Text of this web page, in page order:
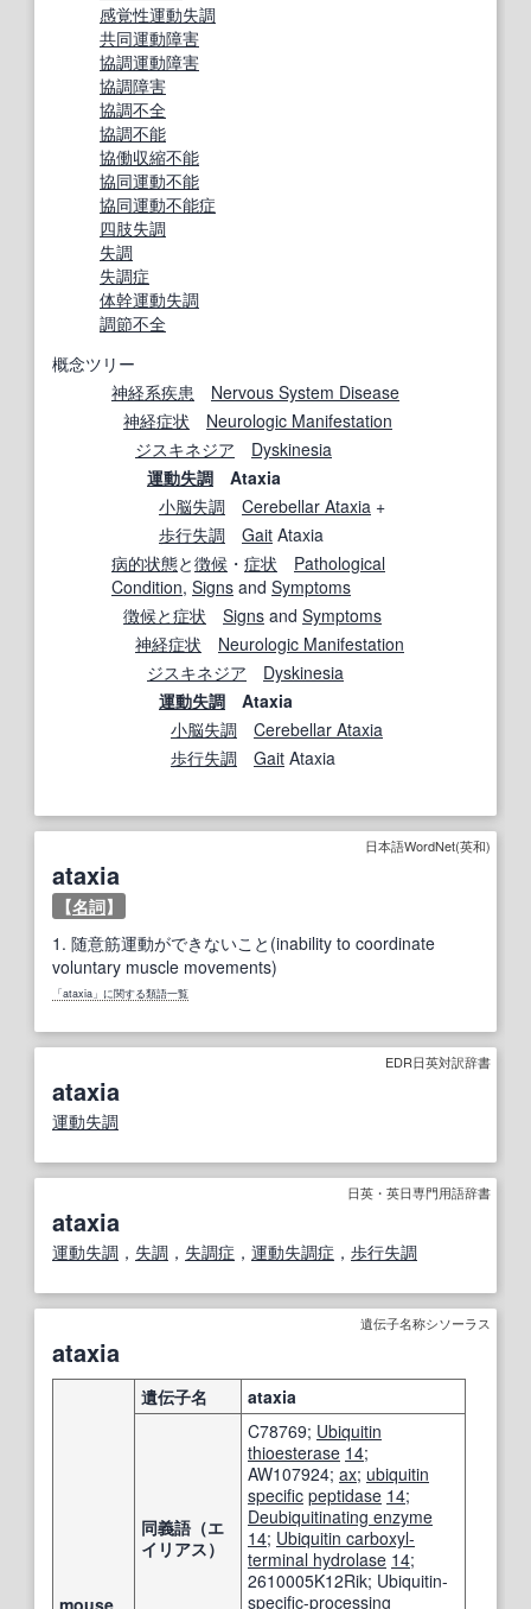
感覚性運動失調
共同運動障害
協調運動障害
協調障害
協調不全
協調不能
協働収縮不能
協同運動不能
協同運動不能症
四肢失調
失調
失調症
体幹運動失調
調節不全
概念ツリー
神経系疾患
Nervous System Disease
神経症状
Neurologic Manifestation
ジスキネジア
Dyskinesia
運動失調 Ataxia
小脳失調
Cerebellar Ataxia +
歩行失調
Gait Ataxia
病的状態と徴候 ・ 症状
Pathological
Condition, Signs and Symptoms
徴候と症状
Signs and Symptoms
神経症状
Neurologic Manifestation
ジスキネジア
Dyskinesia
運動失調 Ataxia
小脳失調
Cerebellar Ataxia
歩行失調
Gait Ataxia
日本語WordNet(英和)
ataxia
【名詞】
1. 随意筋運動ができないこと(inability to coordinate
voluntary muscle movements)
「ataxia」に関する類語一覧
EDR日英対訳辞書
ataxia
運動失調
日英・英日専門用語辞書
ataxia
運動失調 ， 失調 ， 失調症 ， 運動失調症 ， 歩行失調
遺伝子名称シソーラス
ataxia
遺伝子名 ataxia
同義語（エ
イリアス）
C78769; Ubiquitin
thioesterase 14;
AW107924; ax; ubiquitin
specific peptidase 14;
Deubiquitinating enzyme
14; Ubiquitin carboxyl-
terminal hydrolase 14;
2610005K12Rik; Ubiquitin-
specific-processing